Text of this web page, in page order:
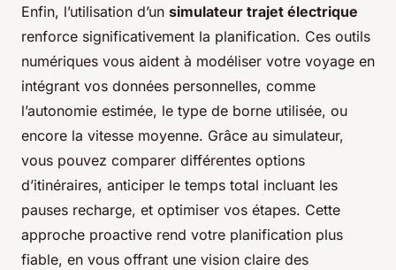
Enfin, l’utilisation d’un simulateur trajet électrique
renforce significativement la planification. Ces outils
numériques vous aident à modéliser votre voyage en
intégrant vos données personnelles, comme
l’autonomie estimée, le type de borne utilisée, ou
encore la vitesse moyenne. Grâce au simulateur,
vous pouvez comparer différentes options
d’itinéraires, anticiper le temps total incluant les
pauses recharge, et optimiser vos étapes. Cette
approche proactive rend votre planification plus
fiable, en vous offrant une vision claire des